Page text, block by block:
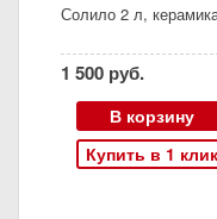
Солило 2 л,
1 500 руб.
В корзину
Купить в 1 клик